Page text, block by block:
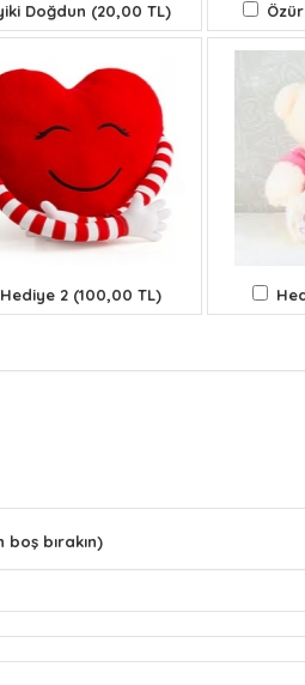
Doğdun (20,00 TL)
Hediye 2 (100,00 TL)
bırakın)